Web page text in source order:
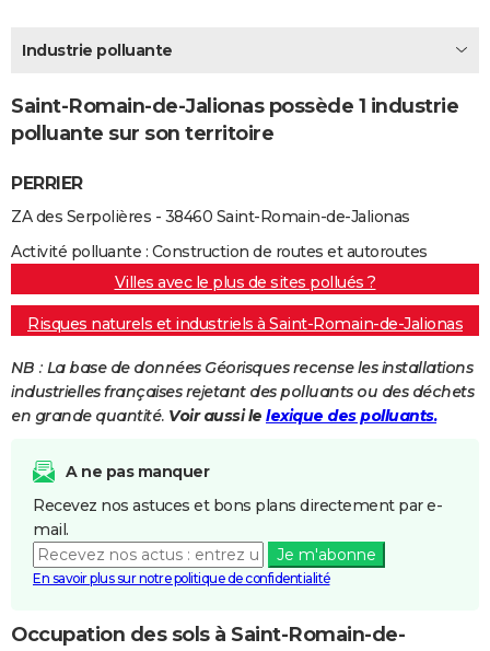
BONS PLANS
Dictionnaire
Biographies
Citations
Expressions
Proverbes
PROGRAMME TV
COPAINS D'AVANT
S'inscrire
Se connecter
Lycées
Collèges
Primaires
Universités
Entreprises
Service militaire
Avis de recherche
AVIS DE DÉCÈS
Bricolage
Lifestyle
Culture
Sport
Auto
Television
Voyage
Cinema
Industrie polluante
Saint-Romain-de-Jalionas possède 1 industrie
polluante sur son territoire
PERRIER
ZA des Serpolières - 38460 Saint-Romain-de-Jalionas
Activité polluante : Construction de routes et autoroutes
Villes avec le plus de sites pollués ?
Risques naturels et industriels à Saint-Romain-de-Jalionas
NB : La base de données Géorisques recense les installations
industrielles françaises rejetant des polluants ou des déchets
en grande quantité. Voir aussi le lexique des polluants.
A ne pas manquer
Recevez nos astuces et bons plans directement par e-
mail.
Je m'abonne
En savoir plus sur notre politique de confidentialité
Occupation des sols à Saint-Romain-de-